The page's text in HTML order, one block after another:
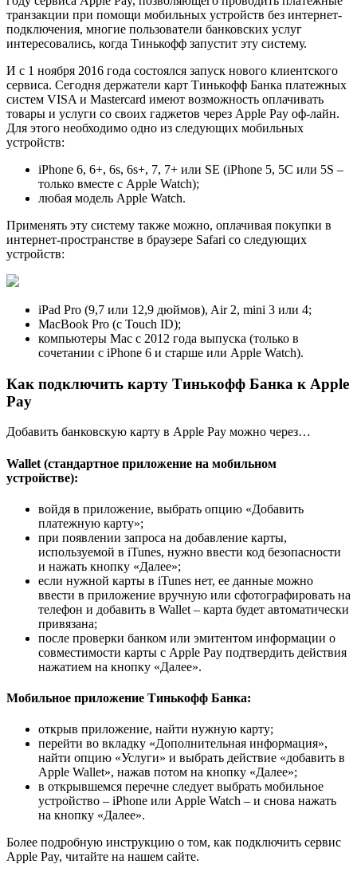
транзакции при помощи мобильных устройств без интернет-
подключения, многие пользователи банковских услуг
интересовались, когда Тинькофф запустит эту систему.
И с 1 ноября 2016 года состоялся запуск нового клиентского
сервиса. Сегодня держатели карт Тинькофф Банка платежных
систем VISA и Mastercard имеют возможность оплачивать
товары и услуги со своих гаджетов через Apple Pay оф-лайн.
Для этого необходимо одно из следующих мобильных
устройств:
iPhone 6, 6+, 6s, 6s+, 7, 7+ или SE (iPhone 5, 5C или 5S –
только вместе с Apple Watch);
любая модель Apple Watch.
Применять эту систему также можно, оплачивая покупки в
интернет-пространстве в браузере Safari со следующих
устройств:
iPad Pro (9,7 или 12,9 дюймов), Air 2, mini 3 или 4;
MacBook Pro (с Touch ID);
компьютеры Mac c 2012 года выпуска (только в
сочетании с iPhone 6 и старше или Apple Watch).
Как подключить карту Тинькофф Банка к Apple
Pay
Добавить банковскую карту в Apple Pay можно через…
Wallet (стандартное приложение на мобильном
устройстве):
войдя в приложение, выбрать опцию «Добавить
платежную карту»;
при появлении запроса на добавление карты,
используемой в iTunes, нужно ввести код безопасности
и нажать кнопку «Далее»;
если нужной карты в iTunes нет, ее данные можно
ввести в приложение вручную или сфотографировать на
телефон и добавить в Wallet – карта будет автоматически
привязана;
после проверки банком или эмитентом информации о
совместимости карты с Apple Pay подтвердить действия
нажатием на кнопку «Далее».
Мобильное приложение Тинькофф Банка:
открыв приложение, найти нужную карту;
перейти во вкладку «Дополнительная информация»,
найти опцию «Услуги» и выбрать действие «добавить в
Apple Wallet», нажав потом на кнопку «Далее»;
в открывшемся перечне следует выбрать мобильное
устройство – iPhone или Apple Watch – и снова нажать
на кнопку «Далее».
Более подробную инструкцию о том, как подключить сервис
Apple Pay, читайте на нашем сайте.